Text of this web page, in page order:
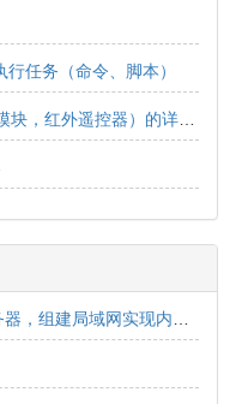
任务（命令、脚本）
树莓派下使用红外模块（红外接收模块，红外遥控器）的详细教程
Linux下安装配置pptpd搭建vpn服务器，组建局域网实现内网互连互通